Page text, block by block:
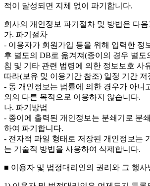
적이 달성되면 지체 없이 파기합니다.
회사의 개인정보 파기절차 및 방법은 다
가. 파기절차
- 이용자가 회원가입 등을 위해 입력한 정
후 별도의 DB로 옮겨져(종이의 경우 별도
침 및 기타 관련 법령에 의한 정보보호 사
따라(보유 및 이용기간 참조) 일정 기간
- 동 개인정보는 법률에 의한 경우가 아니
외의 다른 목적으로 이용하지 않습니다.
나. 파기방법
- 종이에 출력된 개인정보는 분쇄기로 분
하여 파기합니다.
- 전자적 파일 형태로 저장된 개인정보는
는 기술적 방법을 사용하여 삭제합니다.
■ 이용자 및 법정대리인의 권리와 그 행사